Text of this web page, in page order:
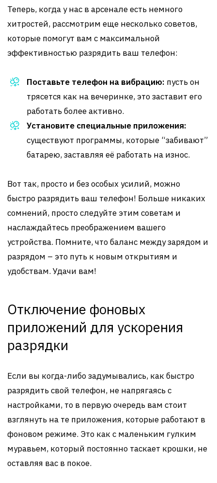
Теперь, когда у нас в арсенале есть немного
хитростей, рассмотрим еще несколько советов,
которые помогут вам с максимальной
эффективностью разрядить ваш телефон:
Поставьте телефон на вибрацию: пусть он
трясется как на вечеринке, это заставит его
работать более активно.
Установите специальные приложения:
существуют программы, которые “забивают”
батарею, заставляя её работать на износ.
Вот так, просто и без особых усилий, можно
быстро разрядить ваш телефон! Больше никаких
сомнений, просто следуйте этим советам и
наслаждайтесь преображением вашего
устройства. Помните, что баланс между зарядом и
разрядом – это путь к новым открытиям и
удобствам. Удачи вам!
Отключение фоновых
приложений для ускорения
разрядки
Если вы когда-либо задумывались, как быстро
разрядить свой телефон, не напрягаясь с
настройками, то в первую очередь вам стоит
взглянуть на те приложения, которые работают в
фоновом режиме. Это как с маленьким гулким
муравьем, который постоянно таскает крошки, не
оставляя вас в покое.